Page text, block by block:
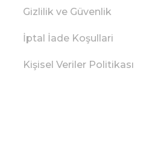
Gizlilik ve Güvenlik
İptal İade Koşullari
Kişisel Veriler Politikası